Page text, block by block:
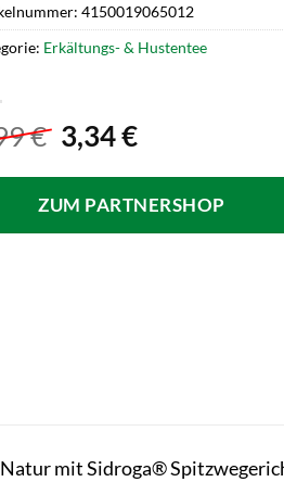
€ Ursprünglicher
war:
4,99 €
3,34€Aktueller
ist:
3,34 €.
ZUM PARTNERSHOP
4150019065012
Erkältungs- & Hustentee
mit Sidroga®